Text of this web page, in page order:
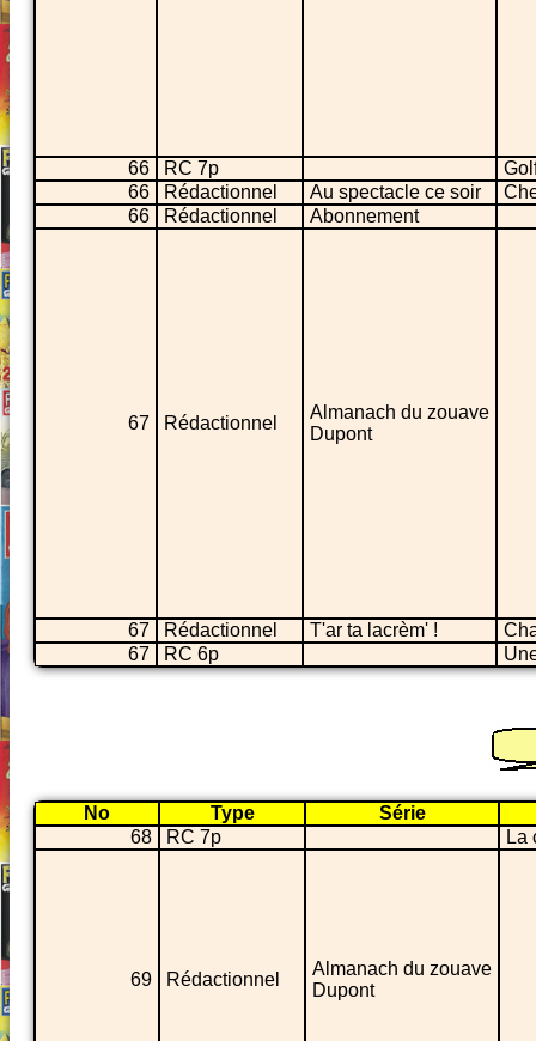
66 RC 7p
66
Rédactionnel Au spectacle ce soir
66
Rédactionnel Abonnement
67 Rédactionnel
Almanach du zouave
Dupont
67 Rédactionnel T'ar ta lacrèm' !
67
RC 6p
No Type
Série
68
RC 7p La
69 Rédactionnel
Almanach du zouave
Dupont